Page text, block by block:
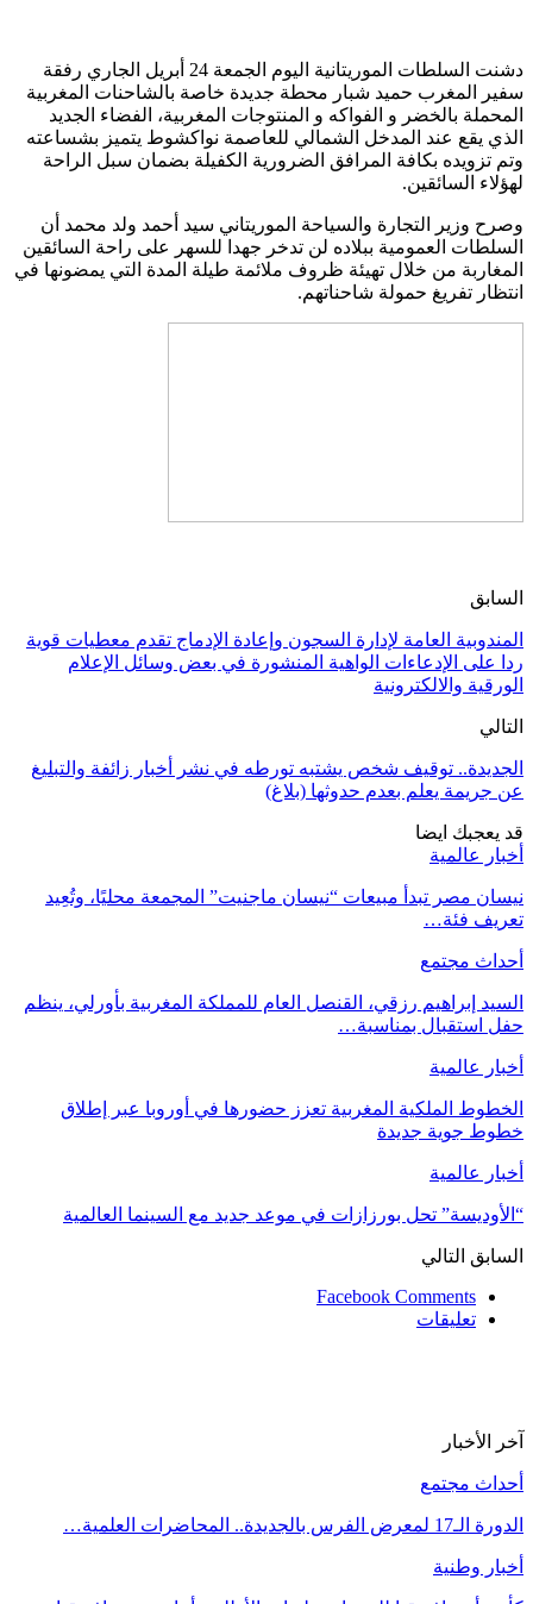
دشنت السلطات الموريتانية اليوم الجمعة 24 أبريل الجاري رفقة
سفير المغرب حميد شبار محطة جديدة خاصة بالشاحنات المغربية
المحملة بالخضر و الفواكه و المنتوجات المغربية، الفضاء الجديد
الذي يقع عند المدخل الشمالي للعاصمة نواكشوط يتميز بشساعته
وتم تزويده بكافة المرافق الضرورية الكفيلة بضمان سبل الراحة
لهؤلاء السائقين.
وصرح وزير التجارة والسياحة الموريتاني سيد أحمد ولد محمد أن
السلطات العمومية ببلاده لن تدخر جهدا للسهر على راحة السائقين
المغاربة من خلال تهيئة ظروف ملائمة طيلة المدة التي يمضونها في
انتظار تفريغ حمولة شاحناتهم.
السابق
المندوبية العامة لإدارة السجون وإعادة الإدماج تقدم معطيات قوية
ردا على الإدعاءات الواهية المنشورة في بعض وسائل الإعلام
الورقية والالكترونية
التالي
الجديدة.. توقيف شخص يشتبه تورطه في نشر أخبار زائفة والتبليغ
عن جريمة يعلم بعدم حدوثها (بلاغ)
قد يعجبك ايضا
أخبار عالمية
نيسان مصر تبدأ مبيعات “نيسان ماجنيت” المجمعة محليًا، وتُعِيد
تعريف فئة…
أحداث مجتمع
السيد إبراهيم رزقي، القنصل العام للمملكة المغربية بأورلي، ينظم
حفل استقبال بمناسبة…
أخبار عالمية
الخطوط الملكية المغربية تعزز حضورها في أوروبا عبر إطلاق
خطوط جوية جديدة
أخبار عالمية
“الأوديسة” تحل بورزازات في موعد جديد مع السينما العالمية
السابق التالي
Facebook Comments
تعليقات
آخر الأخبار
أحداث مجتمع
الدورة الـ17 لمعرض الفرس بالجديدة.. المحاضرات العلمية…
أخبار وطنية